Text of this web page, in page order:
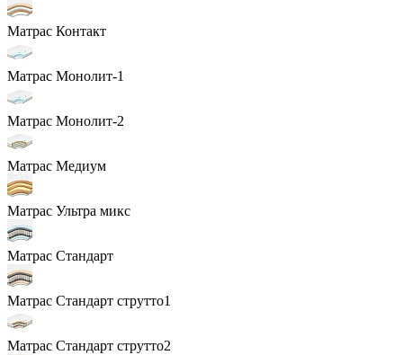
Матрас Контакт
Матрас Монолит-1
Матрас Монолит-2
Матрас Медиум
Матрас Ультра микс
Матрас Стандарт
Матрас Стандарт струтто1
Матрас Стандарт струтто2